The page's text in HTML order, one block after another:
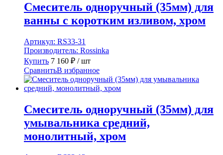
Смеситель одноручный (35мм) для
ванны с коротким изливом, хром
Артикул: RS33-31
Производитель: Rossinka
Купить 7 160 ₽ / шт
СравнитьВ избранное
Смеситель одноручный (35мм) для
умывальника средний,
монолитный, хром